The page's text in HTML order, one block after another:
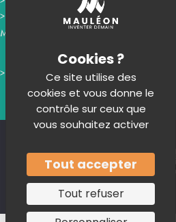
Contacter la mairie
Mauléon sur les réseaux :
Ce site utilise des
cookies et vous donne le
contrôle sur ceux que
vous souhaitez activer
Tout accepter
Tout refuser